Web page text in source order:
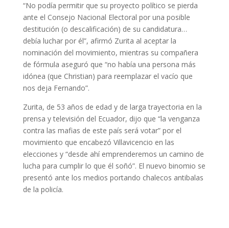
“No podía permitir que su proyecto político se pierda
ante el Consejo Nacional Electoral por una posible
destitución (o descalificación) de su candidatura…
debía luchar por él”, afirmó Zurita al aceptar la
nominación del movimiento, mientras su compañera
de fórmula aseguró que “no había una persona más
idónea (que Christian) para reemplazar el vacío que
nos deja Fernando”.
Zurita, de 53 años de edad y de larga trayectoria en la
prensa y televisión del Ecuador, dijo que “la venganza
contra las mafias de este país será votar” por el
movimiento que encabezó Villavicencio en las
elecciones y “desde ahí emprenderemos un camino de
lucha para cumplir lo que él soñó”. El nuevo binomio se
presentó ante los medios portando chalecos antibalas
de la policía.